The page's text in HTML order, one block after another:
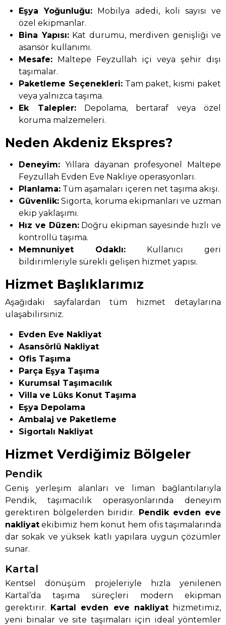
Eşya Yoğunluğu: Mobilya adedi, koli sayısı ve
özel ekipmanlar.
Bina Yapısı:Kat durumu, merdiven genişliği ve
asansör kullanımı.
Mesafe: Maltepe Feyzullah içi veya şehir dışı
taşımalar.
Paketleme Seçenekleri:Tam paket, kısmi paket
veya yalnızca taşıma.
Ek Talepler:Depolama, bertaraf veya özel
koruma malzemeleri.
Neden Akdeniz Ekspres?
Deneyim: Yıllara dayanan profesyonel Maltepe
Feyzullah Evden Eve Nakliye operasyonları.
Planlama: Tüm aşamaları içeren net taşıma akışı.
Güvenlik: Sigorta, koruma ekipmanları ve uzman
ekip yaklaşımı.
Hız ve Düzen:Doğru ekipman sayesinde hızlı ve
kontrollü taşıma.
Memnuniyet Odaklı: Kullanıcı geri
bildirimleriyle sürekli gelişen hizmet yapısı.
Hizmet Başlıklarımız
Aşağıdaki sayfalardan tüm hizmet detaylarına
ulaşabilirsiniz.
Evden Eve Nakliyat
Asansörlü Nakliyat
Ofis Taşıma
Parça Eşya Taşıma
Kurumsal Taşımacılık
Villa ve Lüks Konut Taşıma
Eşya Depolama
Ambalaj ve Paketleme
Sigortalı Nakliyat
Hizmet Verdiğimiz Bölgeler
Pendik
Geniş yerleşim alanları ve liman bağlantılarıyla
Pendik, taşımacılık operasyonlarında deneyim
gerektiren bölgelerden biridir. Pendik evden eve
nakliyat ekibimiz hem konut hem ofis taşımalarında
dar sokak ve yüksek katlı yapılara uygun çözümler
sunar.
Kartal
Kentsel dönüşüm projeleriyle hızla yenilenen
Kartal’da taşıma süreçleri modern ekipman
gerektirir. Kartal evden eve nakliyathizmetimiz,
yeni binalar ve site taşımaları için ideal yöntemler